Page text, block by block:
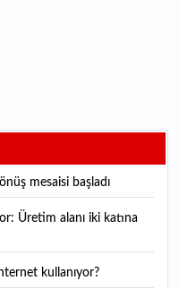
mesaisi başladı
kullanıyor?